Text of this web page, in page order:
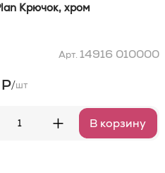
Крючок, хром
Арт. 14916 010000
/шт
+ В корзину